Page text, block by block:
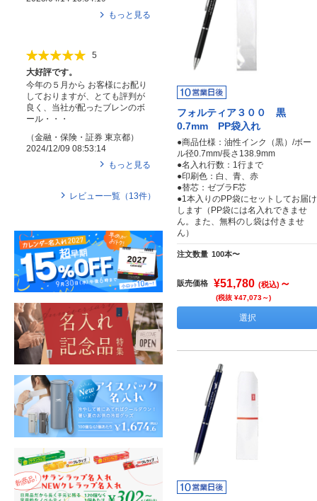
フォルティア３００ 黒
0.7mm PP袋入れ
●商品仕様：油性インク（黒）/ボー
ル径0.7mm/長さ138.9mm
●名入れ行数：1行まで
●印刷色：白、青、赤
●替芯：ゼブラF芯
●1本入りのPP袋にセットしてお届け
します（PP袋には名入れできませ
ん。また、無料のし袋は付きませ
ん）
注文数量 100本〜
販売価格 ¥51,780 (税込) ～
(税抜 ¥47,073～)
選択
もっと見る
5
大好評です。
今年の５月から お客様にお配り
しておりますが、とても評判が
良く、当社が配ったブレンのボ
ール・・・
（金融・保険・証券 東京都）
2024/12/09 08:53:14
もっと見る
レビュー一覧（ 13件）